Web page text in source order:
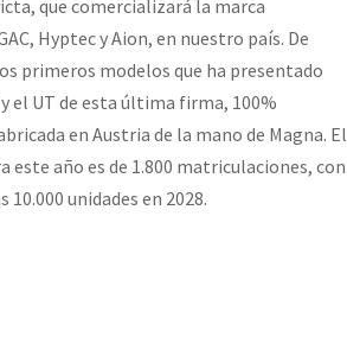
que comercializará la marca
Hyptec y Aion, en nuestro país. De
primeros modelos que ha presentado
y el UT de esta última firma, 100%
en Austria de la mano de Magna. El
este año es de 1.800 matriculaciones, con
10.000 unidades en 2028.